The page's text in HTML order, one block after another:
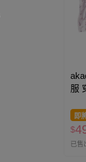
服
即
$
已售